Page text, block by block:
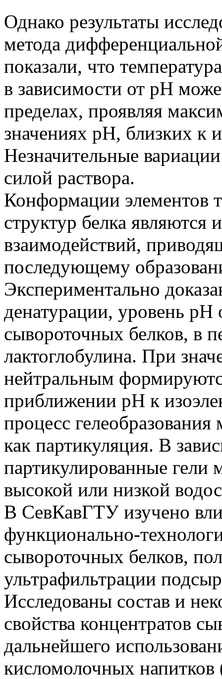
Однако результаты
метода
показали, что
в зависимости от pH
пределах, проявляя
значениях pH, близких к
Незначительные
силой раствора.
Конформации элементов
структур белка
взаимодействий,
последующему
Экспериментально
денатурации, уровень pH
сывороточных белков, в
лактоглобулина. При
нейтральным
приближении pH к
процесс
как партикуляция. В
партикулированные гели
высокой или низкой
В СевКавГТУ изучено
функционально-
сывороточных белков,
ультрафильтрации
Исследованы состав и
свойства концентратов
дальнейшего
кисломолочных напитков